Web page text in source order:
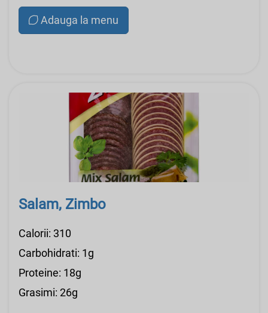
Adauga la menu
Salam, Zimbo
Calorii: 310
Carbohidrati: 1g
Proteine: 18g
Grasimi: 26g